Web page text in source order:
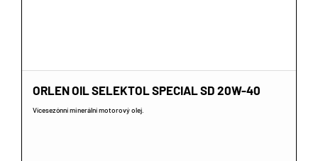
ORLEN OIL SELEKTOL SPECIAL SD 20W-40
Vícesezónní minerální motorový olej.